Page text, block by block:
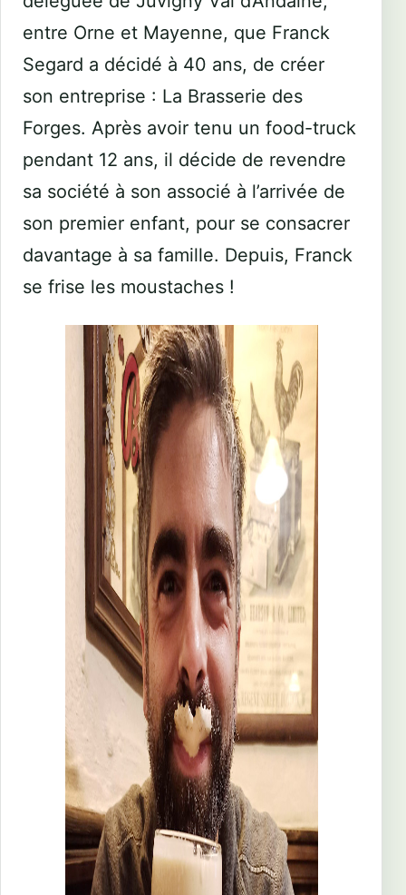
entre Orne et Mayenne, que Franck
Segard a décidé à 40 ans, de créer
son entreprise : La Brasserie des
Forges. Après avoir tenu un food-truck
pendant 12 ans, il décide de revendre
sa société à son associé à l’arrivée de
son premier enfant, pour se consacrer
davantage à sa famille. Depuis, Franck
se frise les moustaches !